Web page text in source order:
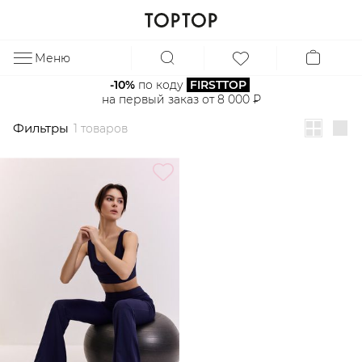
Меню
-10% по коду FIRSTTOP
на первый заказ от 8 000 ₽
Фильтры 1 товаров
Фильтры